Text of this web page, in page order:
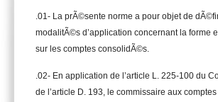
.01- La prÃ©sente norme a pour objet de
modalitÃ©s d’application concernant la forme
sur les comptes consolidÃ©s.
.02- En application de l’article L. 225-100 du
de l’article D. 193, le commissaire aux